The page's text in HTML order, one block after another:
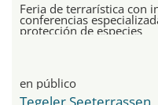
Feria de terrarística con
conferencias
protección de especies
en público